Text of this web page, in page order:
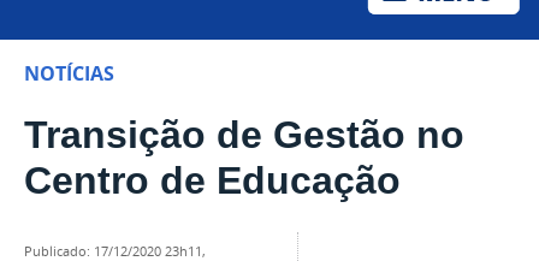
NOTÍCIAS
Transição de Gestão no
Centro de Educação
publicado: 17/12/2020 23h11,